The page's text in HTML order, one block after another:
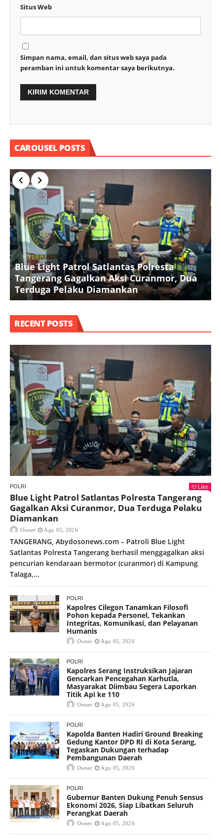
Situs Web
Simpan nama, email, dan situs web saya pada
peramban ini untuk komentar saya berikutnya.
CAROUSEL POSTS
Blue Light Patrol Satlantas Polresta
Tangerang Gagalkan Aksi Curanmor, Dua
Terduga Pelaku Diamankan
RECENT POSTS
POLRI Like
Blue Light Patrol Satlantas Polresta Tangerang
Gagalkan Aksi Curanmor, Dua Terduga Pelaku
Diamankan
Owner Agu 05, 2026
TANGERANG, Abydosonews.com – Patroli Blue Light
Satlantas Polresta Tangerang berhasil menggagalkan aksi
pencurian kendaraan bermotor (curanmor) di Kampung
Talaga,...
POLRI
Kapolres Cilegon Tanamkan Filosofi
Pohon kepada Personel, Tekankan
Integritas, Komunikasi, dan Pelayanan
Humanis
Owner Agu 05, 2026
POLRI
Kapolres Serang Instruksikan Jajaran
Gencarkan Pencegahan Karhutla,
Masyarakat Diimbau Segera Laporkan
Titik Api ke 110
Owner Agu 05, 2026
POLRI
Kapolda Banten Hadiri Ground Breaking
Gedung Kantor DPD RI di Kota Serang,
Tegaskan Dukungan terhadap
Pembangunan Daerah
Owner Agu 05, 2026
POLRI
Gubernur Banten Dukung Penuh Sensus
Ekonomi 2026, Siap Libatkan Seluruh
Perangkat Daerah
Owner Agu 05, 2026